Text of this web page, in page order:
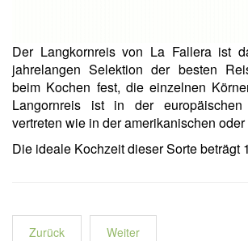
Der Langkornreis von La Fallera ist
jahrelangen Selektion der besten
beim Kochen fest, die einzelnen
Langornreis ist in der
vertreten wie in der amerikanischen
Die ideale Kochzeit dieser Sorte beträgt
Zurück Weiter